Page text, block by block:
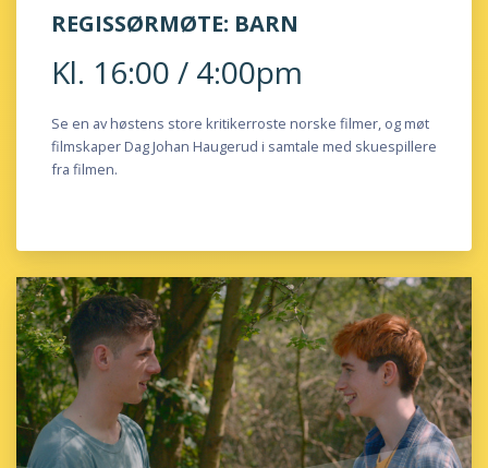
REGISSØRMØTE: BARN
Kl. 16:00 / 4:00pm
Se en av høstens store kritikerroste norske filmer, og møt
filmskaper Dag Johan Haugerud i samtale med skuespillere
fra filmen.